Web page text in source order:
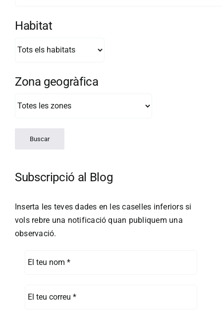
Habitat
Zona geogràfica
Subscripció al Blog
Inserta les teves dades en les caselles inferiors si
vols rebre una notificació quan publiquem una
observació.